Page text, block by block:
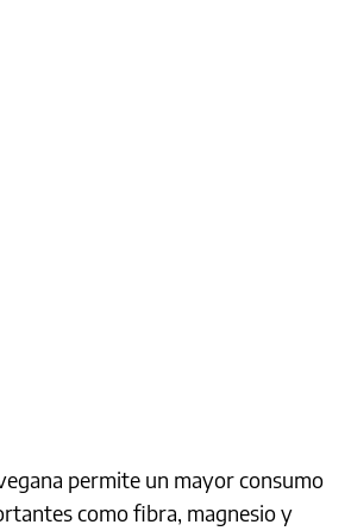
permite un mayor consumo
como fibra, magnesio y